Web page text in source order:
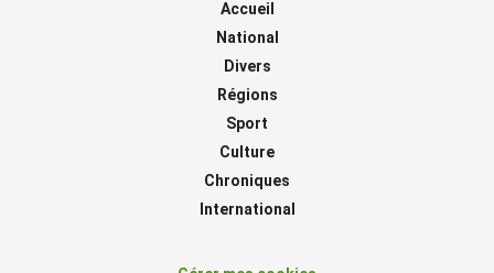
Accueil
National
Divers
Régions
Sport
Culture
Chroniques
International